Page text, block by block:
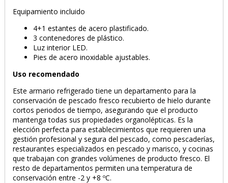
Equipamiento incluido
4+1 estantes de acero plastificado.
3 contenedores de plástico.
Luz interior LED.
Pies de acero inoxidable ajustables.
Uso recomendado
Este armario refrigerado tiene un departamento para la
conservación de pescado fresco recubierto de hielo durante
cortos periodos de tiempo, asegurando que el producto
mantenga todas sus propiedades organolépticas. Es la
elección perfecta para establecimientos que requieren una
gestión profesional y segura del pescado, como pescaderías,
restaurantes especializados en pescado y marisco, y cocinas
que trabajan con grandes volúmenes de producto fresco. El
resto de departamentos permiten una temperatura de
conservación entre -2 y +8 ºC.